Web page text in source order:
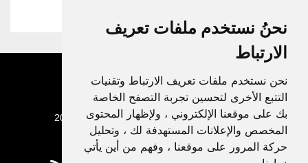
نحنُ نستخدم ملفات تعريف
الارتباط
نحن نستخدم ملفات تعريف الارتباط وتقنيات
التتبع الأخرى لتحسين تجربة التصفح الخاصة
بك على موقعنا الإلكتروني ، ولإظهار المحتوى
المخصص والإعلانات المستهدفة لك ، وتحليل
حركة المرور على موقعنا ، وفهم من أين يأتي
جميع الحقوق محفوظة لدنيا الوطن © 2003 - 2022